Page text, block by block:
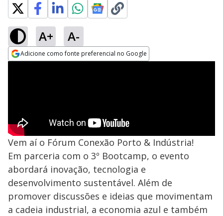
A+ A-
Adicione como fonte preferencial no Google
Vem aí o Fórum Conexão Porto & Indústria!
Em parceria com o 3º Bootcamp, o evento
abordará inovação, tecnologia e
desenvolvimento sustentável. Além de
promover discussões e ideias que movimentam
a cadeia industrial, a economia azul e também